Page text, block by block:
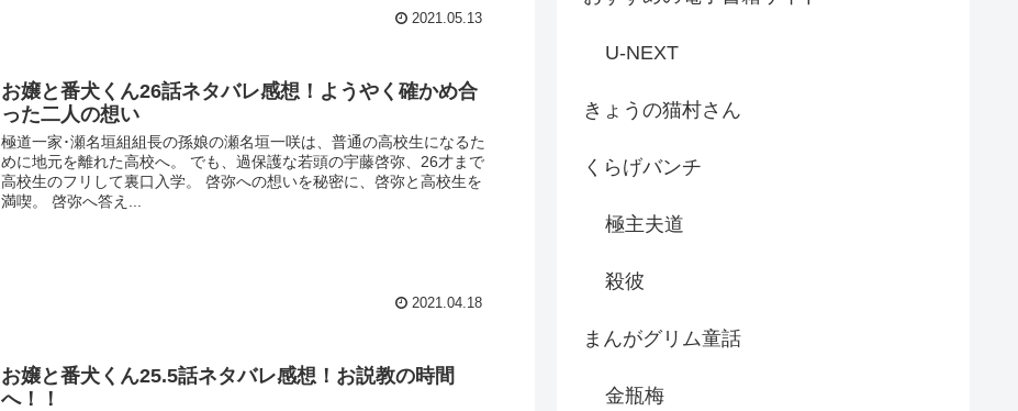
2021.05.13
お嬢と番犬くん26話ネタバレ感想！ようやく確かめ合
った二人の想い
極道一家･瀬名垣組組長の孫娘の瀬名垣一咲は、普通の高校生になるた
めに地元を離れた高校へ。 でも、過保護な若頭の宇藤啓弥、26才まで
高校生のフリして裏口入学。 啓弥への想いを秘密に、啓弥と高校生を
満喫。 啓弥へ答え...
2021.04.18
お嬢と番犬くん25.5話ネタバレ感想！お説教の時間
へ！！
U-NEXT
きょうの猫村さん
くらげバンチ
極主夫道
殺彼
まんがグリム童話
金瓶梅